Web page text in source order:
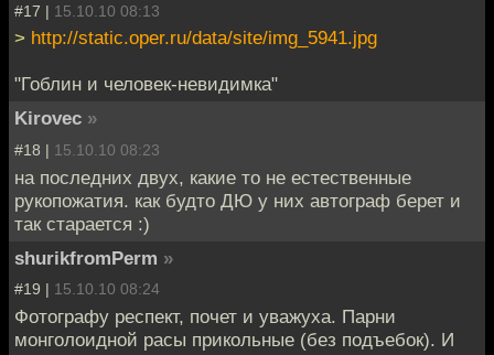
#17 | 15.10.10 08:13
> http://static.oper.ru/data/site/img_5941.jpg
"Гоблин и человек-невидимка"
Kirovec »
#18 | 15.10.10 08:23
на последних двух, какие то не естественные
рукопожатия. как будто ДЮ у них автограф берет и
так старается :)
shurikfromPerm »
#19 | 15.10.10 08:24
Фотографу респект, почет и уважуха. Парни
монголоидной расы прикольные (без подъебок). И